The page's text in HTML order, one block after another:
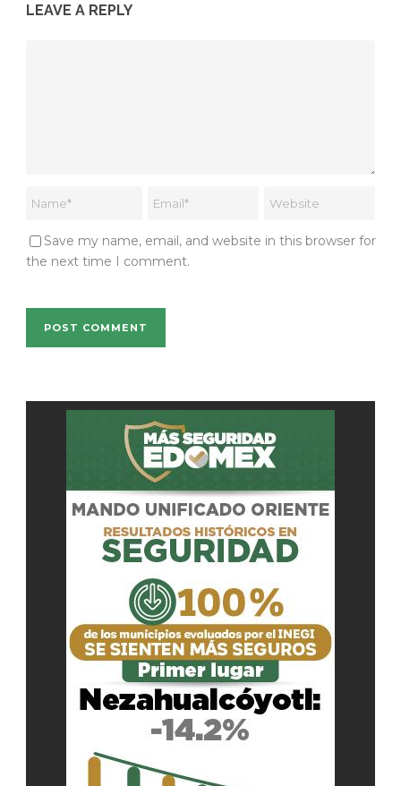
LEAVE A REPLY
Save my name, email, and website in this browser for
the next time I comment.